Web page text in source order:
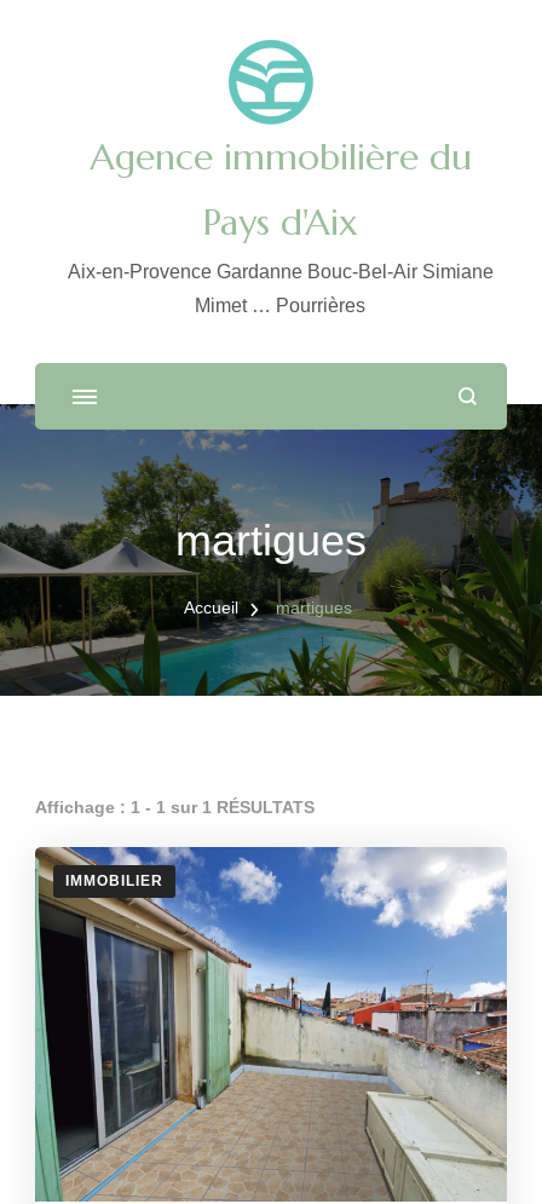
Agence immobilière du
Pays d'Aix
Aix-en-Provence Gardanne Bouc-Bel-Air Simiane
Mimet … Pourrières
martigues
Accueil martigues
Affichage : 1 - 1 sur 1 RÉSULTATS
IMMOBILIER